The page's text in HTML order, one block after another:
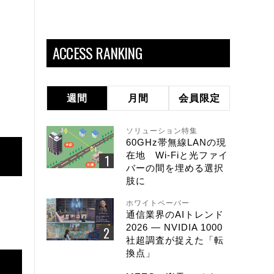
ACCESS RANKING
週間 月間 会員限定
ソリューション特集
60GHz帯無線LANの現
在地 Wi-Fiと光ファイ
バーの間を埋める選択
肢に
ホワイトペーパー
通信業界のAIトレンド
2026 ― NVIDIA 1000
社超調査が捉えた「転
換点」